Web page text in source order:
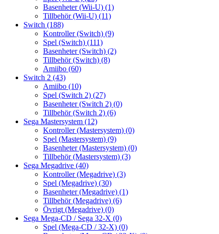
Basenheter (Wii-U) (1)
Tillbehör (Wii-U) (11)
Switch (188)
Kontroller (Switch) (9)
Spel (Switch) (111)
Basenheter (Switch) (2)
Tillbehör (Switch) (8)
Amiibo (60)
Switch 2 (43)
Amiibo (10)
Spel (Switch 2) (27)
Basenheter (Switch 2) (0)
Tillbehör (Switch 2) (6)
Sega Mastersystem (12)
Kontroller (Mastersystem) (0)
Spel (Mastersystem) (9)
Basenheter (Mastersystem) (0)
Tillbehör (Mastersystem) (3)
Sega Megadrive (40)
Kontroller (Megadrive) (3)
Spel (Megadrive) (30)
Basenheter (Megadrive) (1)
Tillbehör (Megadrive) (6)
Övrigt (Megadrive) (0)
Sega Mega-CD / Sega 32-X (0)
Spel (Mega-CD / 32-X) (0)